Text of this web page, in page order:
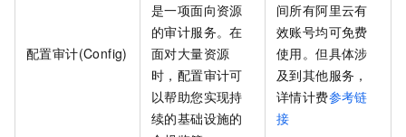
配置审计(Config)
是一项面向资源
的审计服务。在
面对大量资源
时，配置审计可
以帮助您实现持
续的基础设施的
间所有阿里云有
效账号均可免费
使用。但具体涉
及到其他服务，
详情计费参考链
接